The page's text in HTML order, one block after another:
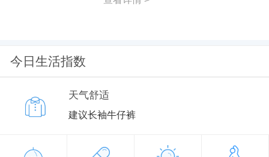
今日生活指数
天气舒适
建议长袖牛仔裤